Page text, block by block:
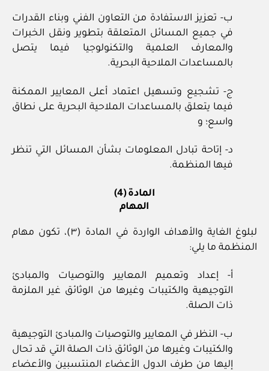
ب- تعزيز الاستفادة من التعاون الفني وبناء القدرات
في جميع المسائل المتعلقة بتطوير ونقل الخبرات
والمعارف العلمية والتكنولوجيا فيما يتصل
بالمساعدات الملاحية البحرية.
ج- تشجيع وتسهيل اعتماد أعلى المعايير الممكنة
فيما يتعلق بالمساعدات الملاحية البحرية على نطاق
واسع؛ و
د- إتاحة تبادل المعلومات بشأن المسائل التي تنظر
فيها المنظمة.
المادة (4)
المهام
لبلوغ الغاية والأهداف الواردة في المادة (٣)، تكون مهام
المنظمة ما يلي:
أ- إعداد وتعميم المعايير والتوصيات والمبادئ
التوجيهية والكتيبات وغيرها من الوثائق غير الملزمة
ذات الصلة.
ب- النظر في المعايير والتوصيات والمبادئ التوجيهية
والكتيبات وغيرها من الوثائق ذات الصلة التي قد تحال
إليها من طرف الدول الأعضاء المنتسبين والأعضاء